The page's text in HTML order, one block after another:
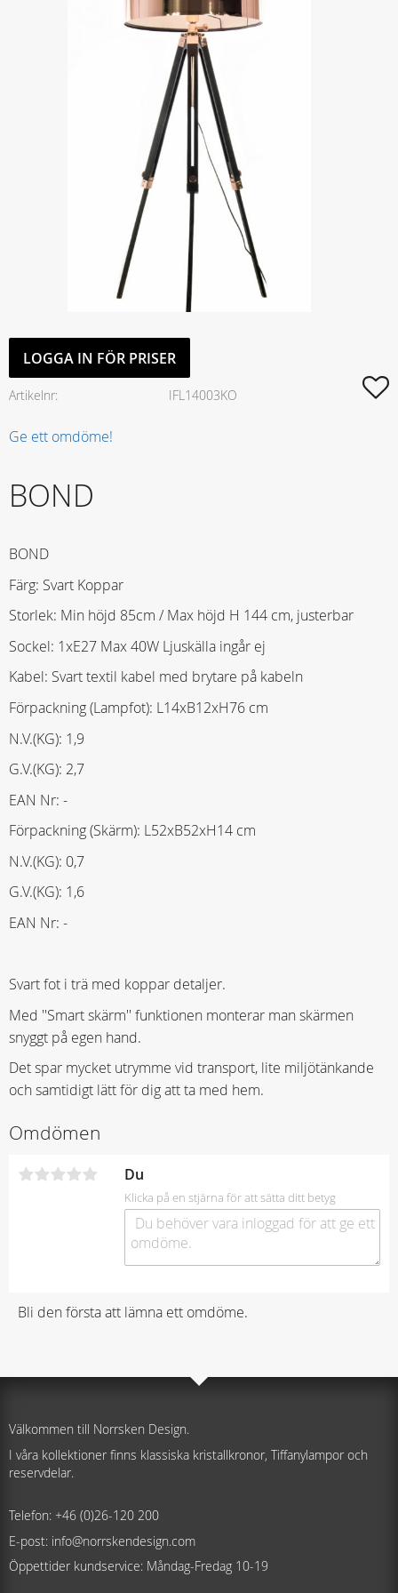
LOGGA IN FÖR PRISER
Artikelnr IFL14003KO
Ge ett omdöme!
BOND
BOND
Färg: Svart Koppar
Storlek: Min höjd 85cm / Max höjd H 144 cm, justerbar
Sockel: 1xE27 Max 40W Ljuskälla ingår ej
Kabel: Svart textil kabel med brytare på kabeln
Förpackning (Lampfot): L14xB12xH76 cm
N.V.(KG): 1,9
G.V.(KG): 2,7
EAN Nr: -
Förpackning (Skärm): L52xB52xH14 cm
N.V.(KG): 0,7
G.V.(KG): 1,6
EAN Nr: -
Svart fot i trä med koppar detaljer.
Med ''Smart skärm'' funktionen monterar man skärmen
snyggt på egen hand.
Det spar mycket utrymme vid transport, lite miljötänkande
och samtidigt lätt för dig att ta med hem.
Omdömen
Du
Klicka på en stjärna för att sätta ditt betyg
Bli den första att lämna ett omdöme.
Välkommen till Norrsken Design.
I våra kollektioner finns klassiska kristallkronor, Tiffanylampor och
reservdelar.
Telefon: +46 (0)26-120 200
E-post: info@norrskendesign.com
Öppettider kundservice: Måndag-Fredag 10-19